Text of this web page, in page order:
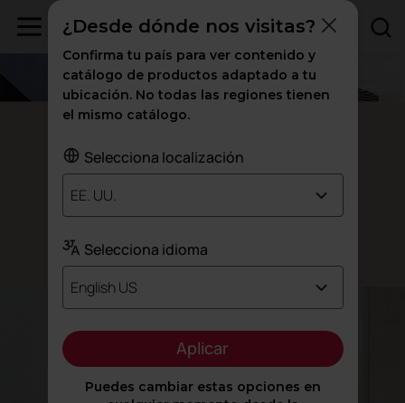
Dale ungiro
Diseñado por Javier Cuñado
¿Desde dónde nos visitas?
Confirma tu país para ver contenido y
catálogo de productos adaptado a tu
ubicación. No todas las regiones tienen
el mismo catálogo.
Selecciona localización
EE. UU.
Selecciona idioma
English US
Aplicar
Puedes cambiar estas opciones en